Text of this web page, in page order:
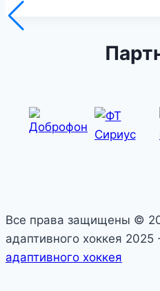
Все права защищены ©
адаптивного хоккея 2025
адаптивного хоккея